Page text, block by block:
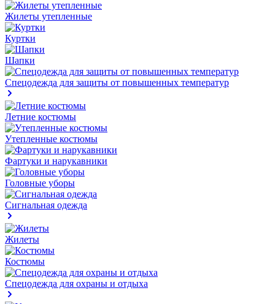
Жилеты утепленные
Куртки
Шапки
Спецодежда для защиты от повышенных температур
Летние костюмы
Утепленные костюмы
Фартуки и нарукавники
Головные уборы
Сигнальная одежда
Жилеты
Костюмы
Спецодежда для охраны и отдыха